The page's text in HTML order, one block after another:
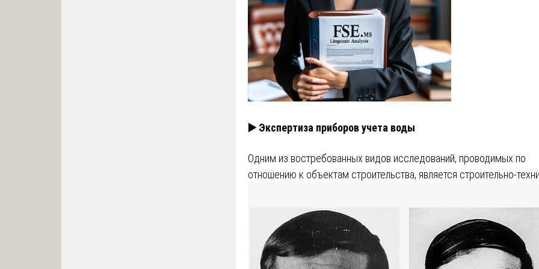
▶️ Экспертиза приборов учета воды
Одним из востребованных видов исследований, проводимых по
отношению к объектам строительства, является строительно-